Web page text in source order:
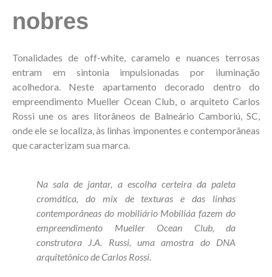
nobres
Tonalidades de off-white, caramelo e nuances terrosas
entram em sintonia impulsionadas por iluminação
acolhedora. Neste apartamento decorado dentro do
empreendimento Mueller Ocean Club, o arquiteto Carlos
Rossi une os ares litorâneos de Balneário Camboriú, SC,
onde ele se localiza, às linhas imponentes e contemporâneas
que caracterizam sua marca.
Na sala de jantar, a escolha certeira da paleta
cromática, do mix de texturas e das linhas
contemporâneas do mobiliário Mobiliáa fazem do
empreendimento Mueller Ocean Club, da
construtora J.A. Russi, uma amostra do DNA
arquitetônico de Carlos Rossi.